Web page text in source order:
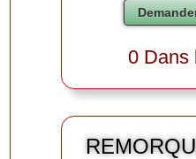
0 Dans